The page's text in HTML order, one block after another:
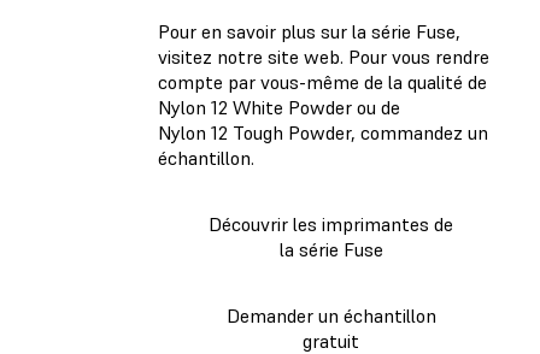
Pour en savoir plus sur la série Fuse,
visitez notre site web. Pour vous rendre
compte par vous-même de la qualité de
Nylon 12 White Powder ou de
Nylon 12 Tough Powder, commandez un
échantillon.
Découvrir les imprimantes de
la série Fuse
Demander un échantillon
gratuit